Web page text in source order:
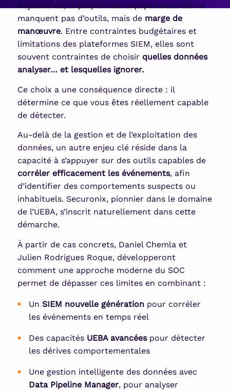
Aujourd’hui, la plupart des équipes sécurité ne
manquent pas d’outils, mais de marge de
manœuvre. Entre contraintes budgétaires et
limitations des plateformes SIEM, elles sont
souvent contraintes de choisir quelles données
analyser… et lesquelles ignorer.
Ce choix a une conséquence directe : il
détermine ce que vous êtes réellement capable
de détecter.
Au-delà de la gestion et de l’exploitation des
données, un autre enjeu clé réside dans la
capacité à s’appuyer sur des outils capables de
corréler efficacement les événements, afin
d’identifier des comportements suspects ou
inhabituels. Securonix, pionnier dans le domaine
de l’UEBA, s’inscrit naturellement dans cette
démarche.
À partir de cas concrets, Daniel Chemla et
Julien Rodrigues Roque, développeront
comment une approche moderne du SOC
permet de dépasser ces limites en combinant :
Un SIEM nouvelle générationpour corréler
les événements en temps réel
Des capacités UEBA avancéespour détecter
les dérives comportementales
Une gestion intelligente des données avec
Data Pipeline Manager, pour analyser